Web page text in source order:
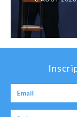
8 AOÛT 2026